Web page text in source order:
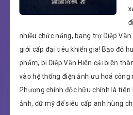
nhiều chức năng, bang trợ Diệp
giới cấp đại tiêu khiển gia! Bạo đỏ
phẩm, bị Diệp Văn Hiên cải biên
vào hệ thống điện ảnh ưu hoá công
Phương chính độc hữu chính là tiên
ảnh, dữ mỹ đế siêu cấp anh hùng